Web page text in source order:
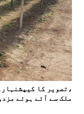
،تصویر کا
ملک سے آئے ہوئے